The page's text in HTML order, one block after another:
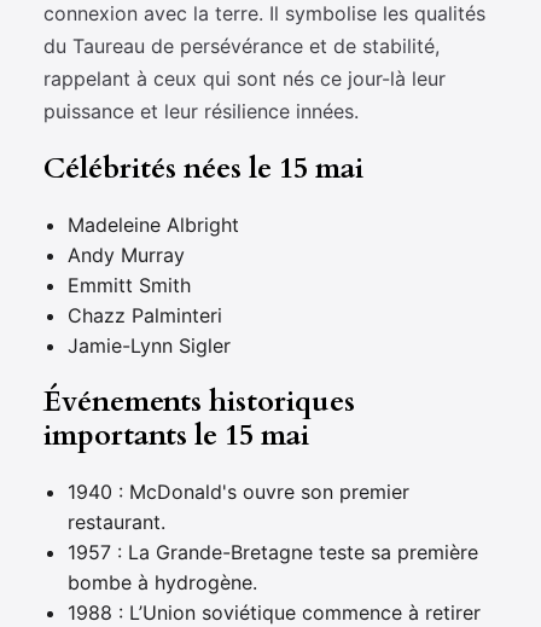
connexion avec la terre. Il symbolise les qualités
du Taureau de persévérance et de stabilité,
rappelant à ceux qui sont nés ce jour-là leur
puissance et leur résilience innées.
Célébrités nées le 15 mai
Madeleine Albright
Andy Murray
Emmitt Smith
Chazz Palminteri
Jamie-Lynn Sigler
Événements historiques
importants le 15 mai
1940 : McDonald's ouvre son premier
restaurant.
1957 : La Grande-Bretagne teste sa première
bombe à hydrogène.
1988 : L’Union soviétique commence à retirer